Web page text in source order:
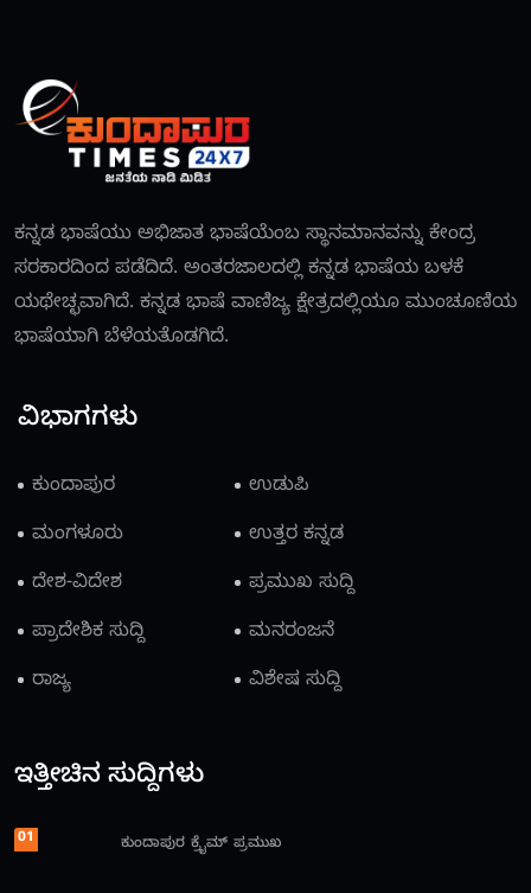
ಕನ್ನಡ ಭಾಷೆಯು ಅಭಿಜಾತ ಭಾಷೆಯೆಂಬ ಸ್ಥಾನಮಾನವನ್ನು ಕೇಂದ್ರ
ಸರಕಾರದಿಂದ ಪಡೆದಿದೆ. ಅಂತರಜಾಲದಲ್ಲಿ ಕನ್ನಡ ಭಾಷೆಯ ಬಳಕೆ
ಯಥೇಚ್ಛವಾಗಿದೆ. ಕನ್ನಡ ಭಾಷೆ ವಾಣಿಜ್ಯ ಕ್ಷೇತ್ರದಲ್ಲಿಯೂ ಮುಂಚೂಣಿಯ
ಭಾಷೆಯಾಗಿ ಬೆಳೆಯತೊಡಗಿದೆ.
ವಿಭಾಗಗಳು
ಕುಂದಾಪುರ
ಉಡುಪಿ
ಮಂಗಳೂರು
ಉತ್ತರ ಕನ್ನಡ
ದೇಶ-ವಿದೇಶ
ಪ್ರಮುಖ ಸುದ್ದಿ
ಪ್ರಾದೇಶಿಕ ಸುದ್ದಿ
ಮನರಂಜನೆ
ರಾಜ್ಯ
ವಿಶೇಷ ಸುದ್ದಿ
ಇತ್ತೀಚಿನ ಸುದ್ದಿಗಳು
01 ಕುಂದಾಪುರ ಕ್ರೈಮ್ ಪ್ರಮುಖ